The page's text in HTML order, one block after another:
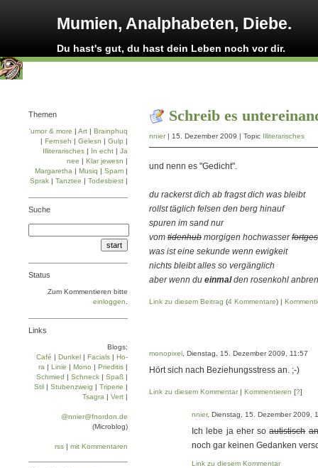
Mumien, Analphabeten, Diebe.
Du hast's gut, du hast dein Leben noch vor dir.
Schreib es
nnier| 15. Dezember 2009 | Topic Illiterarisches
und nenn es "Gedicht".
du rackerst dich ab fragst dich was bleibt
rollst täglich felsen den berg hinauf
spuren im sand nur
vom tidenhub morgigen hochwasser
was ist eine sekunde wenn ewigkeit
nichts bleibt alles so vergänglich
aber wenn du einmalden rosenkohl
Link zu diesem Beitrag (4 Kommentare) |
monopixel , Dienstag, 15. Dezember 2009, 11:57
Hört sich nach Beziehungsstress an. ;-)
Link zu diesem Kommentar| Kommentieren [?]
nnier, Dienstag, 15. Dezember 2009,
Ich lebe ja eher soautistisch
noch gar keinen Gedanken
Link zu diesem Kommentar
Themen
'umor & more | Art | Brainphuq
| Fernseh | Gelesn | Gulp |
Illiterarisches | In echt | Ja
nee | Klar jewesn |
Margaretha | Musiq | Spam |
Sprak | Tanztee | Todesbiest |
Suche
Status
Zum Kommentieren bitte
einloggen
Links
Blogs:
Café | Dun­kel | Facials | Ho­
ra | Linie | Mo­no | Prie­di­tis |
Schmied | Schneck | Spaß |
Stil | Stu­ben­zweig | Tri­pe­rie |
Tsa­gra | Vert |
@nnier@fnordon.de
(Microblog)
rss | mit Kommentaren